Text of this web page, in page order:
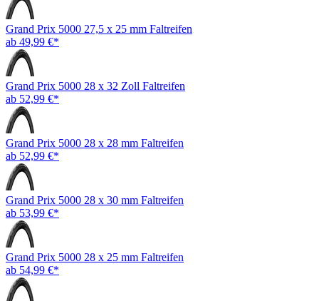
Grand Prix 5000 27,5 x 25 mm Faltreifen
ab 49,99 €*
Grand Prix 5000 28 x 32 Zoll Faltreifen
ab 52,99 €*
Grand Prix 5000 28 x 28 mm Faltreifen
ab 52,99 €*
Grand Prix 5000 28 x 30 mm Faltreifen
ab 53,99 €*
Grand Prix 5000 28 x 25 mm Faltreifen
ab 54,99 €*